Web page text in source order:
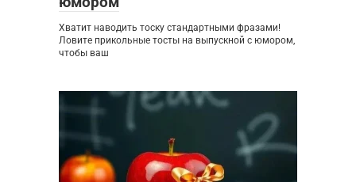
Хватит наводить тоску стандартными фразами!
Ловите прикольные тосты на выпускной с юмором,
чтобы ваш